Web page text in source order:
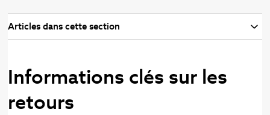
Articles dans cette section
Informations clés sur les
retours